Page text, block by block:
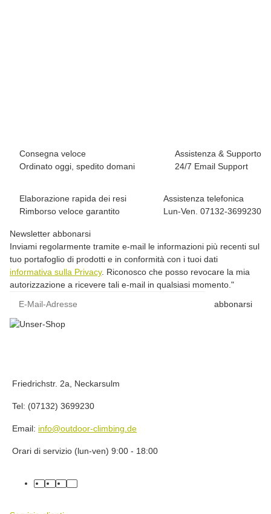
Consegna veloce
Ordinato oggi, spedito domani
Assistenza & Supporto
24/7 Email Support
Elaborazione rapida dei resi
Rimborso veloce garantito
Assistenza telefonica
Lun-Ven. 07132-3699230
Newsletter abbonarsi
Inviami regolarmente tramite e-mail le informazioni più recenti sul
tuo portafoglio di prodotti e in conformità con i tuoi dati
informativa sulla Privacy. Riconosco che posso revocare la mia
autorizzazione a ricevere tali e-mail in qualsiasi momento."
abbonarsi
Friedrichstr. 2a, Neckarsulm
Tel: (07132) 3699230
Email: info@outdoor-climbing.de
Orari di servizio (lun-ven) 9:00 - 18:00
facebook
youtube
instagram
tiktok